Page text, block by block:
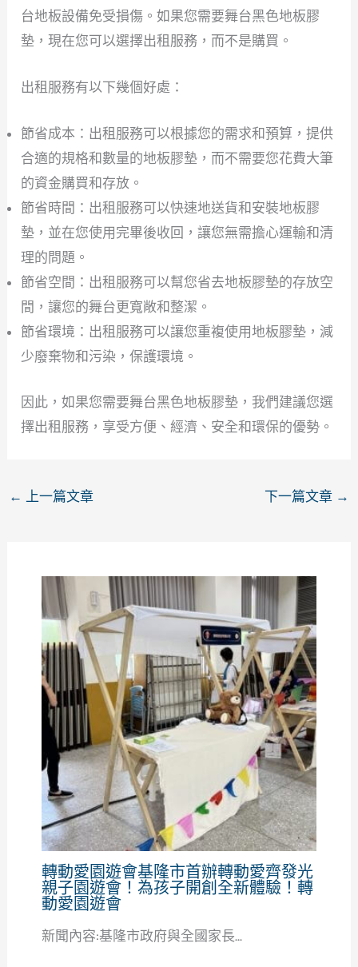
台地板設備免受損傷。如果您需要舞台黑色地板膠
墊，現在您可以選擇出租服務，而不是購買。
出租服務有以下幾個好處：
節省成本：出租服務可以根據您的需求和預算，提供
合適的規格和數量的地板膠墊，而不需要您花費大筆
的資金購買和存放。
節省時間：出租服務可以快速地送貨和安裝地板膠
墊，並在您使用完畢後收回，讓您無需擔心運輸和清
理的問題。
節省空間：出租服務可以幫您省去地板膠墊的存放空
間，讓您的舞台更寬敞和整潔。
節省環境：出租服務可以讓您重複使用地板膠墊，減
少廢棄物和污染，保護環境。
因此，如果您需要舞台黑色地板膠墊，我們建議您選
擇出租服務，享受方便、經濟、安全和環保的優勢。
← 上一篇文章 下一篇文章 →
轉動愛園遊會基隆市首辦轉動愛齊發光
親子園遊會！為孩子開創全新體驗！轉
動愛園遊會
新聞內容:基隆市政府與全國家長...